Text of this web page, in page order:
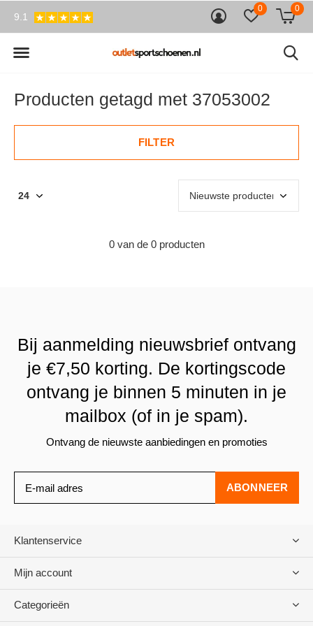
0 0
9.1
Producten getagd met 37053002
FILTER
0 van de 0 producten
Bij aanmelding nieuwsbrief ontvang
je €7,50 korting. De kortingscode
ontvang je binnen 5 minuten in je
mailbox (of in je spam).
Ontvang de nieuwste aanbiedingen en promoties
ABONNEER
Klantenservice
Mijn account
Categorieën